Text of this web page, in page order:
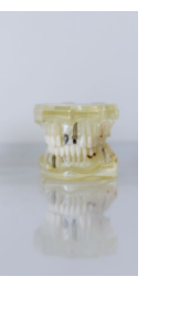
at løse